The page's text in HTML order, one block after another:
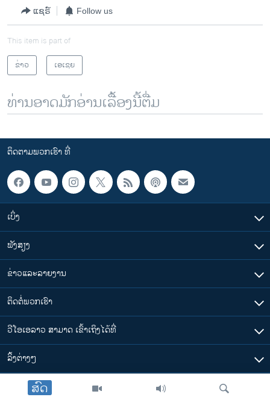
ສົດ
ແຊຣ໌ Follow us
This item is part of
ຂ່າວ
ເອເຊຍ
ທ່ານອາດມັກອ່ານເລື້ອງນີ້ຕື່ມ
ຕິດຕາມພວກເຮົາ ທີ່
ເບິ່ງ
ຟັງສຽງ
ຂ່າວແລະລາຍງານ
ຕິດຕໍ່ພວກເຮົາ
ວີໂອເອລາວ ສາມາດ ເຂົ້າເຖິງໄດ້ທີ່
​ລິ້ງ​ຕ່າງໆ
ຕາມເວລາໃນລາວ